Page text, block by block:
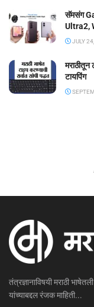
सॅमसंग
Ultra2,
JULY
मराठीतून
टायपिंग
तंत्रज्ञानाविषयी मराठी
यांच्याबद्दल रंजक माहिती...